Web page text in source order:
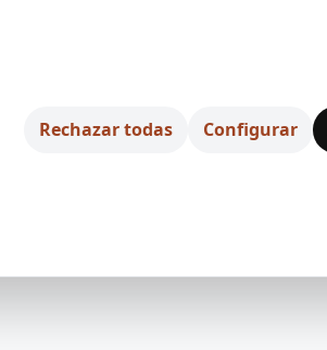
Rechazar todas Configurar